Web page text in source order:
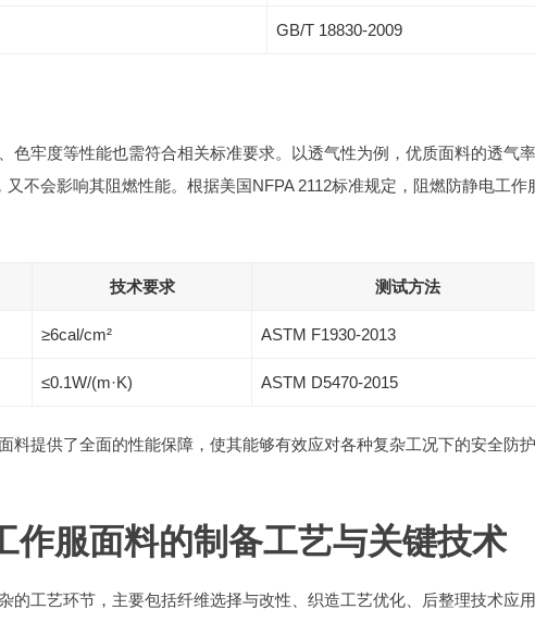
GB/T 18830-2009
色牢度等性能也需符合相关标准要求。以透气性为例，优质面料的透气
不会影响其阻燃性能。根据美国NFPA 2112标准规定，阻燃防静电工作
技术要求 测试方法
≥6cal/cm² ASTM F1930-2013
≤0.1W/(m·K) ASTM D5470-2015
料提供了全面的性能保障，使其能够有效应对各种复杂工况下的安全防
作服面料的制备工艺与关键技术
的工艺环节，主要包括纤维选择与改性、织造工艺优化、后整理技术应